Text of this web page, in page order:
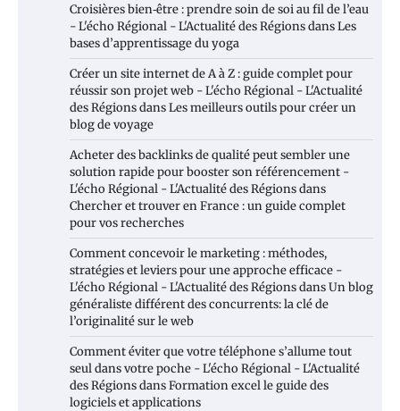
Croisières bien‑être : prendre soin de soi au fil de l’eau
- L'écho Régional - L'Actualité des RégionsdansLes
bases d’apprentissage du yoga
Créer un site internet de A à Z : guide complet pour
réussir son projet web - L'écho Régional - L'Actualité
des RégionsdansLes meilleurs outils pour créer un
blog de voyage
Acheter des backlinks de qualité peut sembler une
solution rapide pour booster son référencement -
L'écho Régional - L'Actualité des Régionsdans
Chercher et trouver en France : un guide complet
pour vos recherches
Comment concevoir le marketing : méthodes,
stratégies et leviers pour une approche efficace -
L'écho Régional - L'Actualité des RégionsdansUn blog
généraliste différent des concurrents: la clé de
l’originalité sur le web
Comment éviter que votre téléphone s’allume tout
seul dans votre poche - L'écho Régional - L'Actualité
des RégionsdansFormation excel le guide des
logiciels et applications